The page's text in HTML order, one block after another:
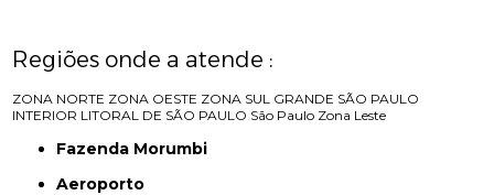
Regiões onde a atende :
ZONA NORTE ZONA OESTE ZONA SUL GRANDE SÃO PAULO
INTERIOR LITORAL DE SÃO PAULO São Paulo Zona Leste
Fazenda Morumbi
Aeroporto